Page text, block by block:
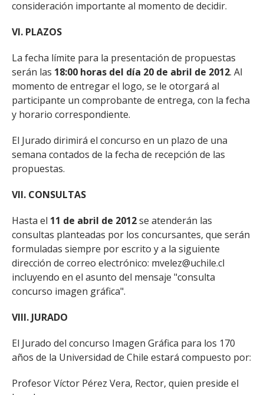
considera­ción importante al momento de decidir.
VI. PLAZOS
La fecha límite para la presentación de propuestas
serán las 18:00 horas del día 20 de abril de 2012. Al
momento de entregar el logo, se le otorgará al
participante un comprobante de entrega, con la fecha
y horario correspondiente.
El Jurado dirimirá el concurso en un plazo de una
semana contados de la fecha de recepción de las
propuestas.
VII. CONSULTAS
Hasta el 11 de abril de 2012se atenderán las
consultas planteadas por los concursantes, que serán
formuladas siempre por escrito y a la siguiente
dirección de correo electrónico: mvelez@uchile.cl
incluyendo en el asunto del mensaje "consulta
concurso imagen gráfica".
VIII. JURADO
El Jurado del concurso Imagen Gráfica para los 170
años de la Universidad de Chile estará compuesto por:
Profesor Víctor Pérez Vera, Rector, quien preside el